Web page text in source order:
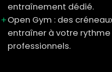
entraînement dédié.
Open Gym : des
entraîner à votre
professionnels.